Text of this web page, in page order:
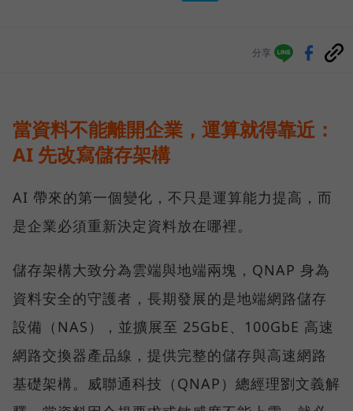
分享
當資料不能離開企業，運算就得靠近：
AI 先改寫儲存架構
AI 帶來的第一個變化，不只是運算能力提高，而
是企業必須重新決定資料放在哪裡。
儲存架構大致分為雲端與地端兩塊，QNAP 身為
資料安全的守護者，長期發展的是地端網路儲存
設備（NAS），並擴展至 25GbE、100GbE 高速
網路交換器產品線，提供完整的儲存與高速網路
基礎架構。威聯通科技（QNAP）總經理劉文義解